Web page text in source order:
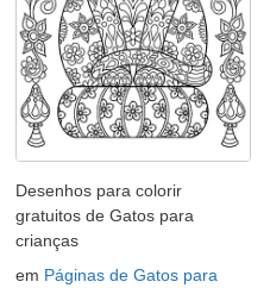
Desenhos para colorir
gratuitos de Gatos para
crianças
em Páginas de Gatos para